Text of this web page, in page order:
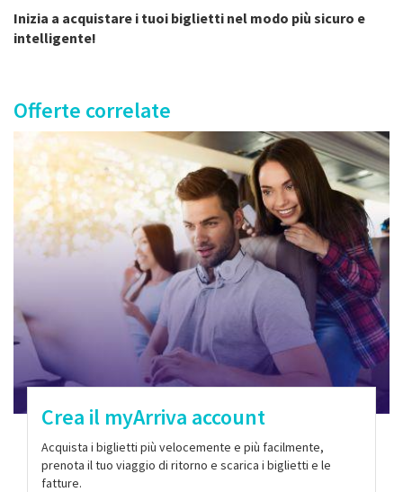
Inizia a acquistare i tuoi biglietti nel modo più sicuro e
intelligente!
Offerte correlate
Crea il myArriva account
Acquista i biglietti più velocemente e più facilmente,
prenota il tuo viaggio di ritorno e scarica i biglietti e le
fatture.